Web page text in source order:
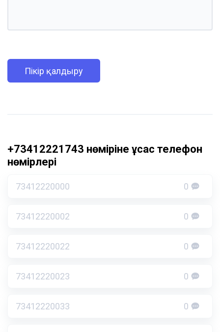
Пікір қалдыру
+73412221743 нөміріне ұқсас телефон
нөмірлері
73412220000 0
73412220002 0
73412220022 0
73412220023 0
73412220033 0